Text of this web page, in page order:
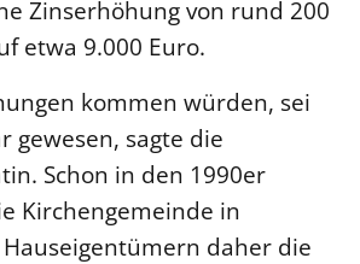
Zinserhöhung von rund 200
etwa 9.000 Euro.
kommen würden, sei
gewesen, sagte die
Schon in den 1990er
Kirchengemeinde in
daher die